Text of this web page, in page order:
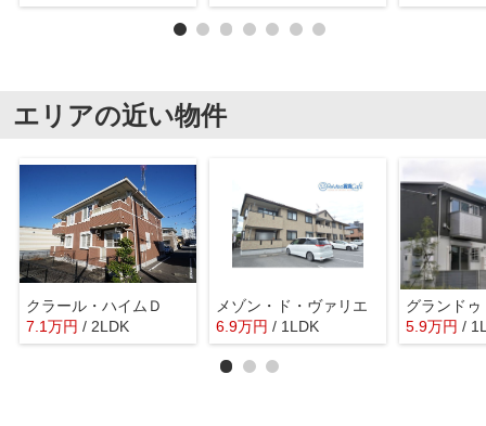
エリアの近い物件
クラール・ハイムＤ
7.1万円 / 2LDK
メゾン・ド・ヴァリエ
6.9万円 / 1LDK
グランド
5.9万円 /